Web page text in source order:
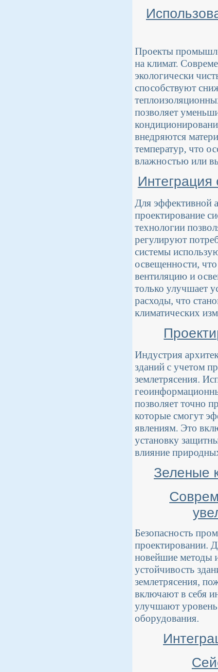
Проекты
на климат.
экологически
способствуют
позволяет
внедряются
температур, что
влажностью или
Интеграция
Для эффективной
проектирование
технологии
регулируют
системы
освещенности, что
вентиляцию и
только улучшает
расходы, что
климатических
Индустрия
зданий с учетом
землетрясения.
позволяет точно
которые смогут
явлениям. Это
установку
влияние
Зеленые
Безопасность
проектировании.
новейшие методы
устойчивость
землетрясения,
включают в себя
улучшают
оборудования.